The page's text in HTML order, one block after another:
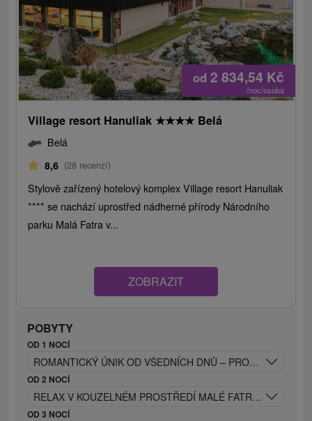
od 2 834,54 Kč
/noc/osoba
Village resort Hanuliak ★★★★ Belá
Belá
8,6 (28 recenzí)
Stylově zařízený hotelový komplex Village resort Hanuliak
**** se nachází uprostřed nádherné přírody Národního
parku Malá Fatra v...
ZOBRAZIT
POBYTY
OD 1 NOCÍ
ROMANTICKÝ ÚNIK OD VŠEDNÍCH DNŮ – PROSECCO,
OD 2 NOCÍ
RELAX V KOUZELNÉM PROSTŘEDÍ MALÉ FATRY: POBYT
OD 3 NOCÍ